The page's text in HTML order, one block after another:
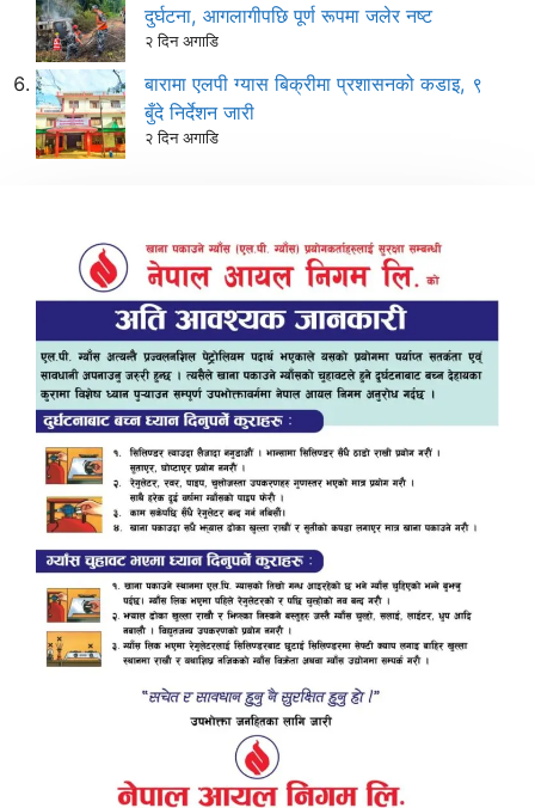
दुर्घटना, आगलागीपछि पूर्ण रूपमा जलेर नष्ट
२ दिन अगाडि
बारामा एलपी ग्यास बिक्रीमा प्रशासनको कडाइ, ९
बुँदे निर्देशन जारी
२ दिन अगाडि